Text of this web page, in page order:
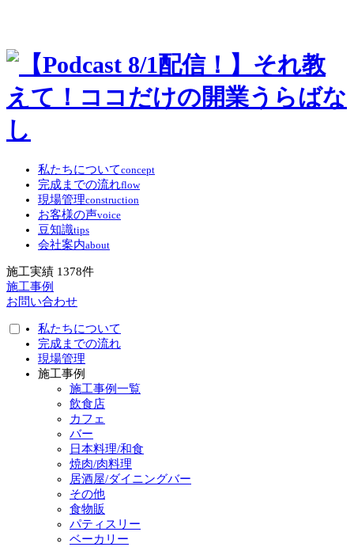
私たちについてconcept
完成までの流れflow
現場管理construction
お客様の声voice
豆知識tips
会社案内about
施工実績 1378件
施工事例
お問い合わせ
私たちについて
完成までの流れ
現場管理
施工事例
施工事例一覧
飲食店
カフェ
バー
日本料理/和食
焼肉/肉料理
居酒屋/ダイニングバー
その他
食物販
パティスリー
ベーカリー